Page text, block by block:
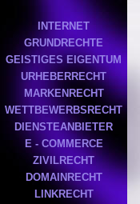
INTERNET
GRUNDRECHTE
GEISTIGES EIGENTUM
URHEBERRECHT
MARKENRECHT
WETTBEWERBSRECHT
DIENSTEANBIETER
E - COMMERCE
ZIVILRECHT
DOMAINRECHT
LINKRECHT